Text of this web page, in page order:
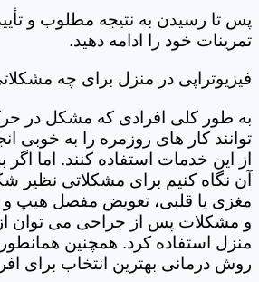
پس تا رسیدن به نتیجه مطلوب و
تمرینات خود را ادامه دهید.
فیزیوتراپی در منزل برای چه
به طور کلی افرادی که مشکل در
توانند کار های روزمره را به خوبی
از این خدمات استفاده کنند. اما اگر
آن نگاه کنیم برای مشکلاتی نظیر
مغزی یا قلبی، تعویض مفصل هیپ و
و مشکلات پس از جراحی می توان از
منزل استفاده کرد. همچنین
روش درمانی بهترین انتخاب برای